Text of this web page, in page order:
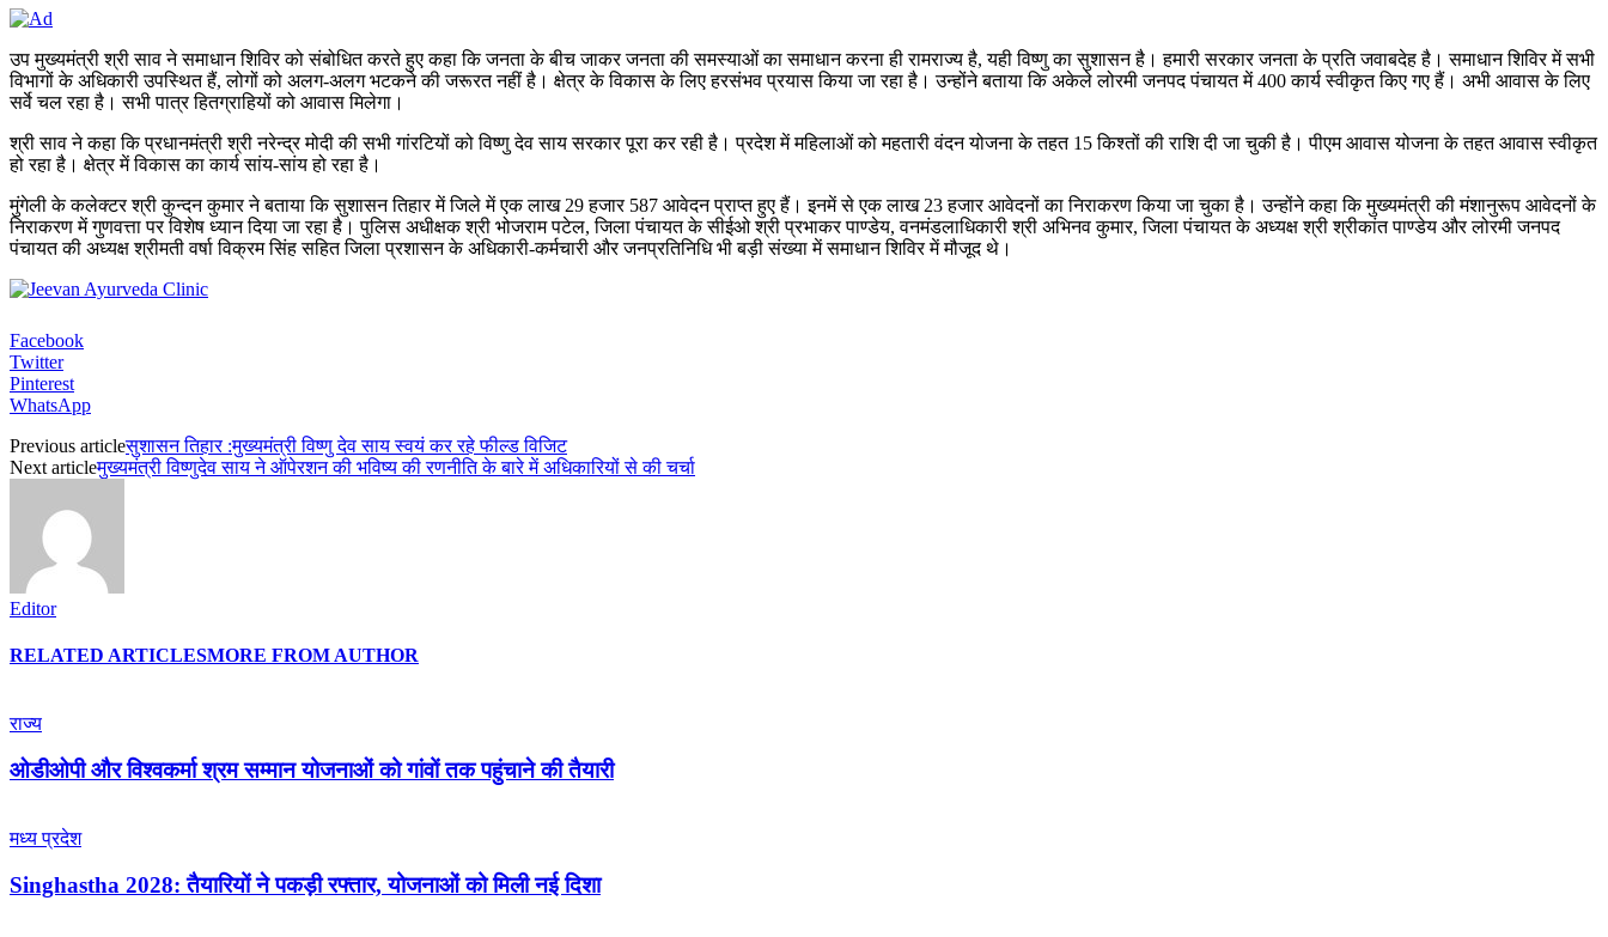
उप मुख्यमंत्री श्री साव ने समाधान शिविर को संबोधित करते हुए कहा कि जनता के बीच जाकर जनता की समस्याओं का समाधान करना ही रामराज्य है, यही विष्णु का सुशासन है। हमारी सरकार जनता के प्रति जवाबदेह है। समाधान शिविर में सभी
विभागों के अधिकारी उपस्थित हैं, लोगों को अलग-अलग भटकने की जरूरत नहीं है। क्षेत्र के विकास के लिए हरसंभव प्रयास किया जा रहा है। उन्होंने बताया कि अकेले लोरमी जनपद पंचायत में 400 कार्य स्वीकृत किए गए हैं। अभी आवास के लिए
सर्वे चल रहा है। सभी पात्र हितग्राहियों को आवास मिलेगा।
श्री साव ने कहा कि प्रधानमंत्री श्री नरेन्द्र मोदी की सभी गांरटियों को विष्णु देव साय सरकार पूरा कर रही है। प्रदेश में महिलाओं को महतारी वंदन योजना के तहत 15 किश्तों की राशि दी जा चुकी है। पीएम आवास योजना के तहत आवास स्वीकृत
हो रहा है। क्षेत्र में विकास का कार्य सांय-सांय हो रहा है।
मुंगेली के कलेक्टर श्री कुन्दन कुमार ने बताया कि सुशासन तिहार में जिले में एक लाख 29 हजार 587 आवेदन प्राप्त हुए हैं। इनमें से एक लाख 23 हजार आवेदनों का निराकरण किया जा चुका है। उन्होंने कहा कि मुख्यमंत्री की मंशानुरूप आवेदनों के
निराकरण में गुणवत्ता पर विशेष ध्यान दिया जा रहा है। पुलिस अधीक्षक श्री भोजराम पटेल, जिला पंचायत के सीईओ श्री प्रभाकर पाण्डेय, वनमंडलाधिकारी श्री अभिनव कुमार, जिला पंचायत के अध्यक्ष श्री श्रीकांत पाण्डेय और लोरमी जनपद
पंचायत की अध्यक्ष श्रीमती वर्षा विक्रम सिंह सहित जिला प्रशासन के अधिकारी-कर्मचारी और जनप्रतिनिधि भी बड़ी संख्या में समाधान शिविर में मौजूद थे।
Facebook
Twitter
Pinterest
WhatsApp
Previous articleसुशासन तिहार :मुख्यमंत्री विष्णु देव साय स्वयं कर रहे फील्ड विजिट
Next articleमुख्यमंत्री विष्णुदेव साय ने ऑपेरशन की भविष्य की रणनीति के बारे में अधिकारियों से की चर्चा
Editor
RELATED ARTICLESMORE FROM AUTHOR
राज्य
ओडीओपी और विश्वकर्मा श्रम सम्मान योजनाओं को गांवों तक पहुंचाने की तैयारी
मध्य प्रदेश
Singhastha 2028: तैयारियों ने पकड़ी रफ्तार, योजनाओं को मिली नई दिशा